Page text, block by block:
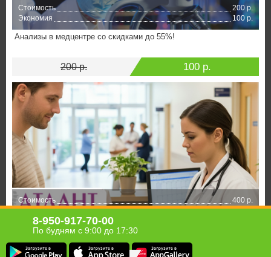
Стоимость
200 р.
Экономия
100 р.
Анализы в медцентре со скидками до 55%!
200 р. 100 р.
Стоимость
400 р.
Экономия
200 р.
Анализы со скидкой до 50%
8-950-917-70-00
По будням с 9:00 до 17:30